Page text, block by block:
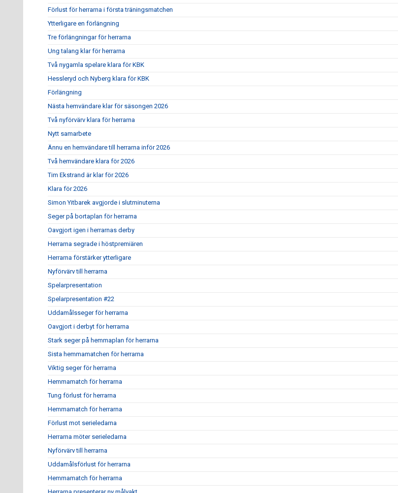
Förlust för herrarna i första träningsmatchen
Ytterligare en förlängning
Tre förlängningar för herrarna
Ung talang klar för herrarna
Två nygamla spelare klara för KBK
Hessleryd och Nyberg klara för KBK
Förlängning
Nästa hemvändare klar för säsongen 2026
Två nyförvärv klara för herrarna
Nytt samarbete
Ännu en hemvändare till herrarna inför 2026
Två hemvändare klara för 2026
Tim Ekstrand är klar för 2026
Klara för 2026
Simon Yitbarek avgjorde i slutminuterna
Seger på bortaplan för herrarna
Oavgjort igen i herrarnas derby
Herrarna segrade i höstpremiären
Herrarna förstärker ytterligare
Nyförvärv till herrarna
Spelarpresentation
Spelarpresentation #22
Uddamålsseger för herrarna
Oavgjort i derbyt för herrarna
Stark seger på hemmaplan för herrarna
Sista hemmamatchen för herrarna
Viktig seger för herrarna
Hemmamatch för herrarna
Tung förlust för herrarna
Hemmamatch för herrarna
Förlust mot serieledarna
Herrarna möter serieledarna
Nyförvärv till herrarna
Uddamålsförlust för herrarna
Hemmamatch för herrarna